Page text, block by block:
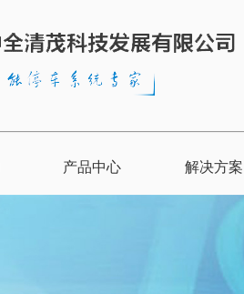
产品中心 解决方案